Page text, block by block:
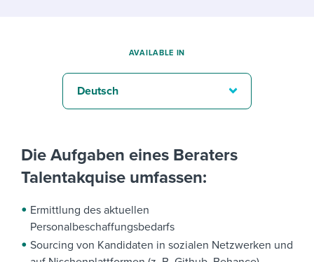
Die Aufgaben eines Beraters
Talentakquise umfassen:
Ermittlung des aktuellen
Personalbeschaffungsbedarfs
Sourcing von Kandidaten in sozialen Netzwerken und
AVAILABLE IN
Deutsch